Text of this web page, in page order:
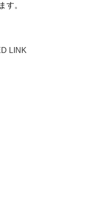
す。
LINK